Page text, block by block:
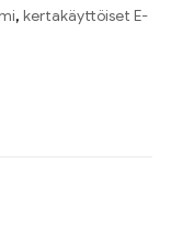
, kertakäyttöiset E-